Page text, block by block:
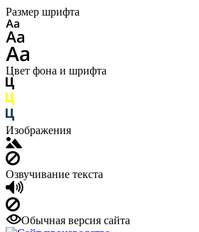
Размер шрифта
Цвет фона и шрифта
Изображения
Озвучивание текста
Обычная версия сайта